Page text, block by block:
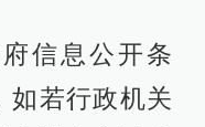
信息公开条
如若行政机关